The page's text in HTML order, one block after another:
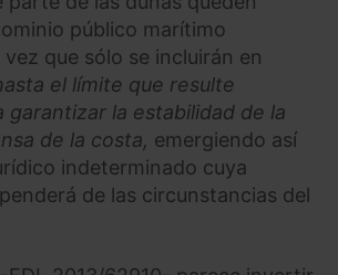
de las cookies
público marítimo
que sólo se incluirán en
el límite que resulte
garantizar la estabilidad de la
de la costa, emergiendo así
indeterminado cuya
de las circunstancias del